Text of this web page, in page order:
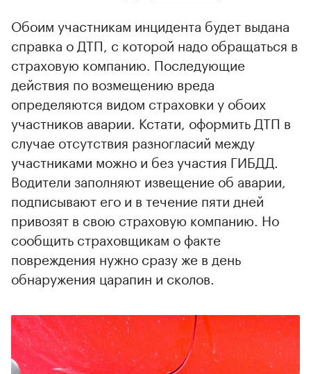
Обоим участникам инцидента будет выдана
справка о ДТП, с которой надо обращаться в
страховую компанию. Последующие
действия по возмещению вреда
определяются видом страховки у обоих
участников аварии. Кстати, оформить ДТП в
случае отсутствия разногласий между
участниками можно и без участия ГИБДД.
Водители заполняют извещение об аварии,
подписывают его и в течение пяти дней
привозят в свою страховую компанию. Но
сообщить страховщикам о факте
повреждения нужно сразу же в день
обнаружения царапин и сколов.